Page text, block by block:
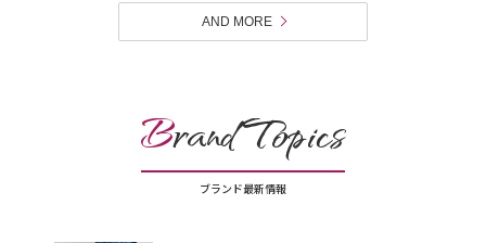
AND MORE
Brand Topics
ブランド最新情報